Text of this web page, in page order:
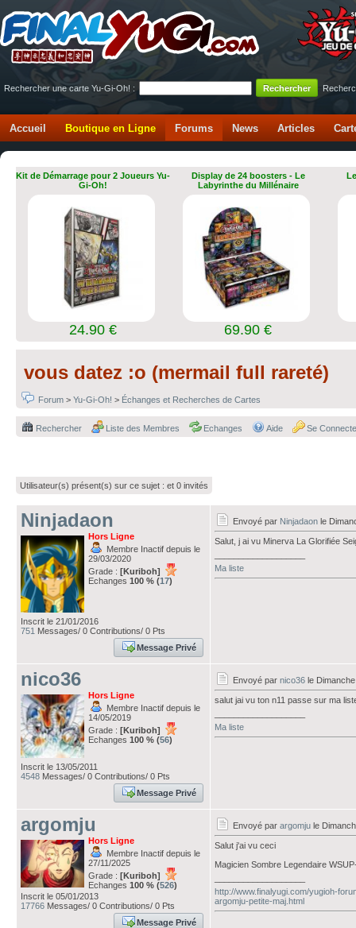
Rechercher une carte Yu-Gi-Oh! :
Accueil Boutique en Ligne Forums News Articles
Kit de Démarrage pour 2 Joueurs Yu-
Gi-Oh!
24.90 €
Display de 24 boosters - Le
Labyrinthe du Millénaire
69.90 €
vous datez :o (mermail full rareté)
Forum > Yu-Gi-Oh! > Échanges et Recherches de Cartes
Rechercher Liste des Membres Echanges Aide Se
Utilisateur(s) présent(s) sur ce sujet : et 0 invités
Ninjadaon
Hors Ligne
Membre Inactif depuis le
29/03/2020
Grade : [Kuriboh]
Echanges 100 % (17)
Inscrit le 21/01/2016
751 Messages/ 0 Contributions/ 0 Pts
Message Privé
Envoyé par Ninjadaon le
Salut, j ai vu Minerva La Glorifiée
Ma liste
nico36
Hors Ligne
Membre Inactif depuis le
14/05/2019
Grade : [Kuriboh]
Echanges 100 % (56)
Inscrit le 13/05/2011
4548 Messages/ 0 Contributions/ 0 Pts
Message Privé
Envoyé par nico36 le
salut jai vu ton n11 passe sur ma
Ma liste
argomju
Hors Ligne
Membre Inactif depuis le
27/11/2025
Grade : [Kuriboh]
Echanges 100 % (526)
Inscrit le 05/01/2013
17766 Messages/ 0 Contributions/ 0 Pts
Message Privé
Envoyé par argomju le
Salut j'ai vu ceci
Magicien Sombre Legendaire
http://www.finalyugi.com/yugioh-
argomju-petite-maj.html